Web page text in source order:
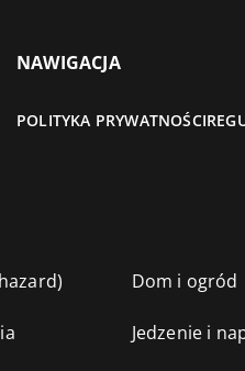
NAWIGACJA
POLITYKA PRYWATNOŚCI
Dom i ogród
Jedzenie i